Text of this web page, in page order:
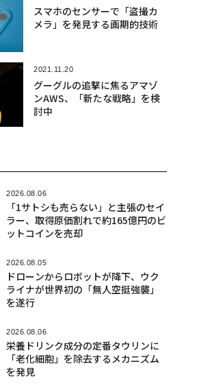
スマホのセンサーで「盗撮カ
メラ」を発見する画期的技術
2021.11.20
グーグルの追撃に焦るアマゾ
ンAWS、「新たな戦略」を検
討中
2026.08.06
「1サトシも売らない」と主張のセイ
ラー、取得原価割れで約165億円のビ
ットコインを売却
2026.08.05
ドローンからロボットが降下、ウク
ライナが世界初の「無人空挺強襲」
を遂行
2026.08.06
栄養ドリンク成分の定番タウリンに
「老化細胞」を除去するメカニズム
を発見